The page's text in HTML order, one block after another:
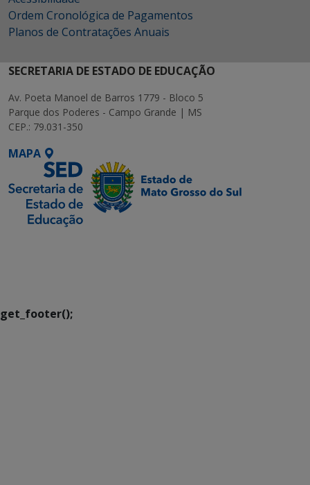
Ordem Cronológica de Pagamentos
Planos de Contratações Anuais
SECRETARIA DE ESTADO DE EDUCAÇÃO
Av. Poeta Manoel de Barros 1779 - Bloco 5
Parque dos Poderes - Campo Grande | MS
CEP.: 79.031-350
MAPA
get_footer();